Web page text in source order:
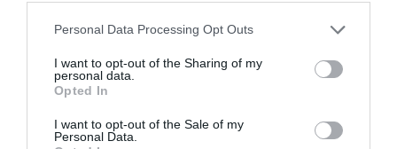
Personal Data Processing Opt Outs
I want to opt-out of the Sharing of my
personal data.
Opted In
I want to opt-out of the Sale of my
Personal Data.